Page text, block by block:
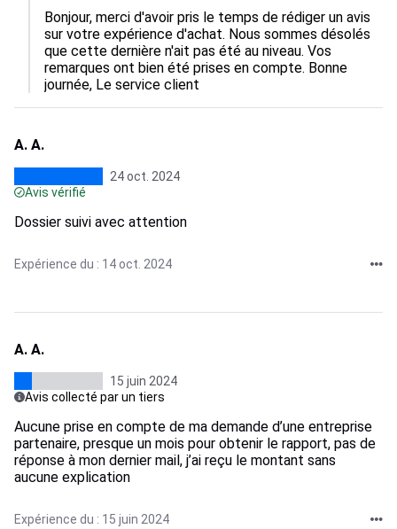
Bonjour, merci d'avoir pris le temps de rédiger un avis
sur votre expérience d'achat. Nous sommes désolés
que cette dernière n'ait pas été au niveau. Vos
remarques ont bien été prises en compte. Bonne
journée, Le service client
A. A.
24 oct. 2024
Avis vérifié
Dossier suivi avec attention
Expérience du : 14 oct. 2024
A. A.
15 juin 2024
Avis collecté par un tiers
Aucune prise en compte de ma demande d’une entreprise
partenaire, presque un mois pour obtenir le rapport, pas de
réponse à mon dernier mail, j’ai reçu le montant sans
aucune explication
Expérience du : 15 juin 2024